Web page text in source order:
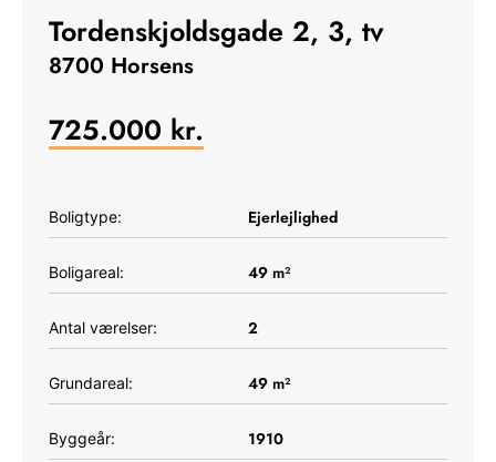
Tordenskjoldsgade 2, 3, tv
8700 Horsens
725.000 kr.
Boligtype: Ejerlejlighed
Boligareal: 49 m²
Antal værelser: 2
Grundareal: 49 m²
Byggeår: 1910